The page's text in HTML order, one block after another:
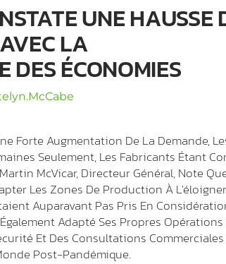
UNE HAUSSE
LA
DES ÉCONOMIES
Forte Augmentation De La Demande,
Seulement, Les Fabricants Étant
McVicar, Directeur Général, Note
Les Zones De Production À
Auparavant Pas Pris En
Adapté Ses Propres
Et Des Consultations
Post-Pandémique.